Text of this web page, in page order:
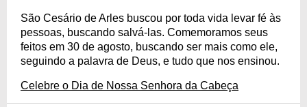
São Cesário de Arles buscou por toda vida levar fé às
pessoas, buscando salvá-las. Comemoramos seus
feitos em 30 de agosto, buscando ser mais como ele,
seguindo a palavra de Deus, e tudo que nos ensinou.
Celebre o Dia de Nossa Senhora da Cabeça